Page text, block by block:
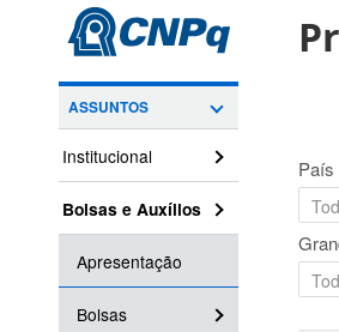
ASSUNTOS
Institucional
Bolsas e Auxílios
Apresentação
Bolsas
País